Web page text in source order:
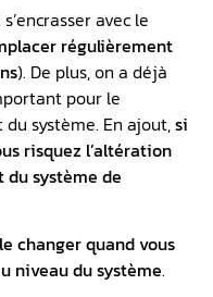
avec le
régulièrement
). De plus, on a déjà
pour le
système. En ajout,si
risquez l’altération
système de
changer quand vous
niveau du système.